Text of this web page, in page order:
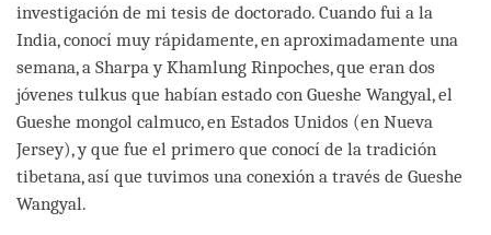
investigación de mi tesis de doctorado. Cuando fui a la
India, conocí muy rápidamente, en aproximadamente una
semana, a Sharpa y Khamlung Rinpoches, que eran dos
jóvenes tulkus que habían estado con Gueshe Wangyal, el
Gueshe mongol calmuco, en Estados Unidos (en Nueva
Jersey), y que fue el primero que conocí de la tradición
tibetana, así que tuvimos una conexión a través de Gueshe
Wangyal.